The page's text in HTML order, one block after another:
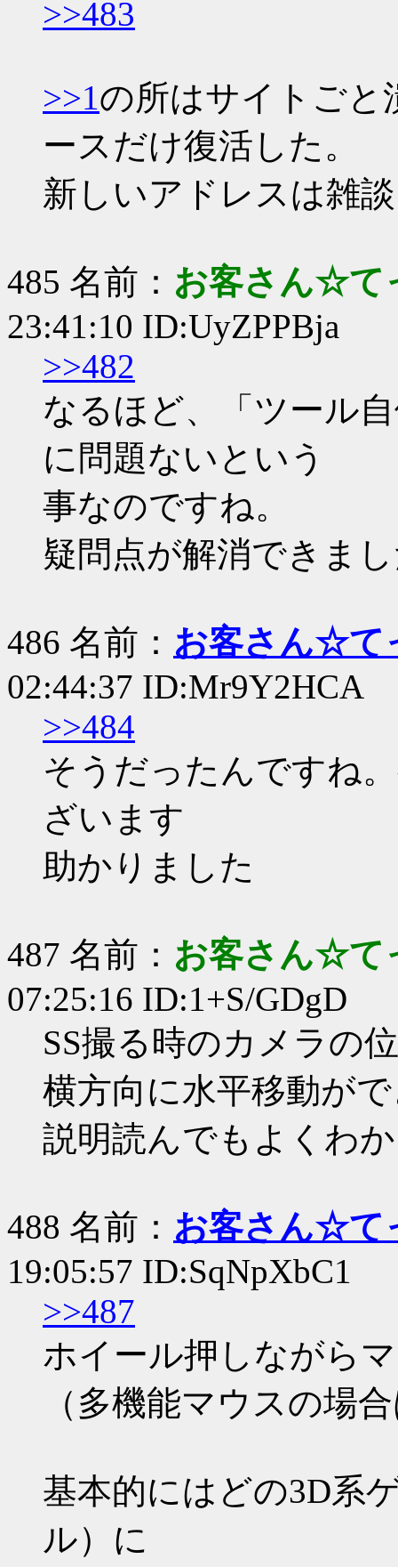
>>483
>>1の所はサイトごと
ースだけ復活した。
新しいアドレスは雑
485 名前： お客さん☆て
23:41:10 ID:UyZPPBja
>>482
なるほど、「ツール
に問題ないという
事なのですね。
疑問点が解消できま
486 名前： お客さん☆て
02:44:37 ID:Mr9Y2HCA
>>484
そうだったんですね
ざいます
助かりました
487 名前： お客さん☆て
07:25:16 ID:1+S/GDgD
SS撮る時のカメラの
横方向に水平移動が
説明読んでもよくわ
488 名前： お客さん☆て
19:05:57 ID:SqNpXbC1
>>487
ホイール押しながら
（多機能マウスの場
基本的にはどの3D系
ル）に